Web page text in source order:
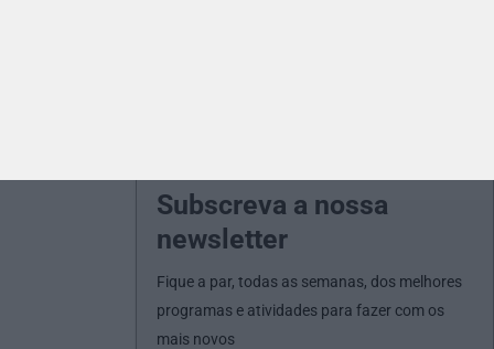
Subscreva a nossa
newsletter
Fique a par, todas as semanas, dos melhores
programas e atividades para fazer com os
mais novos